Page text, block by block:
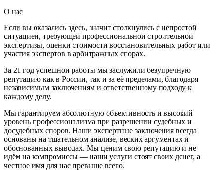
О нас
Если вы оказались здесь, значит столкнулись с непростой
ситуацией, требующей профессиональной строительной
экспертизы, оценки стоимости восстановительных работ или
участия экспертов в арбитражных спорах.
За 21 год успешной работы мы заслужили безупречную
репутацию как в России, так и за её пределами, благодаря
независимым заключениям и ответственному подходу к
каждому делу.
Мы гарантируем абсолютную объективность и высокий
уровень профессионализма при разрешении судебных и
досудебных споров. Наши экспертные заключения всегда
основаны на тщательном анализе, веских аргументах и
обоснованных выводах. Мы ценим свою репутацию и не
идём на компромиссы — наши услуги стоят своих денег, а
честное имя для нас превыше всего.